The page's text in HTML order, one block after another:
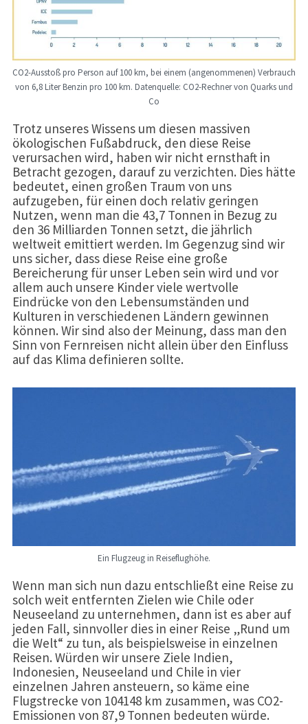
CO2-Ausstoß pro Person auf 100 km, bei einem (angenommenen) Verbrauch
von 6,8 Liter Benzin pro 100 km. Datenquelle: CO2-Rechner von Quarks und
Co
Trotz unseres Wissens um diesen massiven
ökologischen Fußabdruck, den diese Reise
verursachen wird, haben wir nicht ernsthaft in
Betracht gezogen, darauf zu verzichten. Dies hätte
bedeutet, einen großen Traum von uns
aufzugeben, für einen doch relativ geringen
Nutzen, wenn man die 43,7 Tonnen in Bezug zu
den 36 Milliarden Tonnen setzt, die jährlich
weltweit emittiert werden. Im Gegenzug sind wir
uns sicher, dass diese Reise eine große
Bereicherung für unser Leben sein wird und vor
allem auch unsere Kinder viele wertvolle
Eindrücke von den Lebensumständen und
Kulturen in verschiedenen Ländern gewinnen
können. Wir sind also der Meinung, dass man den
Sinn von Fernreisen nicht allein über den Einfluss
auf das Klima definieren sollte.
Ein Flugzeug in Reiseflughöhe.
Wenn man sich nun dazu entschließt eine Reise zu
solch weit entfernten Zielen wie Chile oder
Neuseeland zu unternehmen, dann ist es aber auf
jeden Fall, sinnvoller dies in einer Reise „Rund um
die Welt“ zu tun, als beispielsweise in einzelnen
Reisen. Würden wir unsere Ziele Indien,
Indonesien, Neuseeland und Chile in vier
einzelnen Jahren ansteuern, so käme eine
Flugstrecke von 104148 km zusammen, was CO2-
Emissionen von 87,9 Tonnen bedeuten würde.